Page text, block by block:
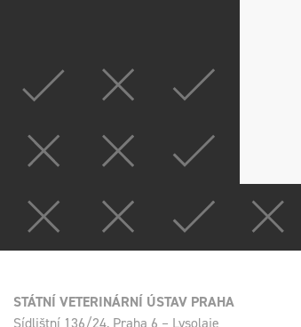
STÁTNÍ VETERINÁRNÍ ÚSTAV PRAHA
Sídlištní 136/24, Praha 6 – Lysolaje